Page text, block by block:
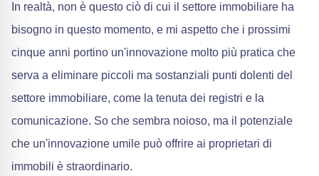
In realtà, non è questo ciò di cui il settore immobiliare ha
bisogno in questo momento, e mi aspetto che i prossimi
cinque anni portino un'innovazione molto più pratica che
serva a eliminare piccoli ma sostanziali punti dolenti del
settore immobiliare, come la tenuta dei registri e la
comunicazione. So che sembra noioso, ma il potenziale
che un'innovazione umile può offrire ai proprietari di
immobili è straordinario.